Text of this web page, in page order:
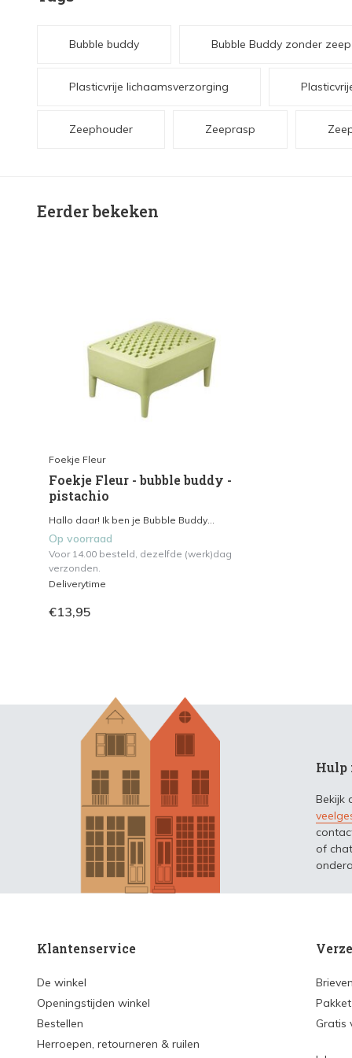
Bubble buddy Bubble Buddy zonder zeep
Plasticvrije lichaamsverzorging
Zeephouder Zeeprasp
Eerder bekeken
Foekje Fleur
Foekje Fleur - bubble buddy -
pistachio
Hallo daar! Ik ben je Bubble Buddy...
Op voorraad
Voor 14.00 besteld, dezelfde (werk)dag
verzonden.
Deliverytime
€13,95
Hulp
Bekijk
of
Klantenservice
De winkel
Openingstijden winkel
Bestellen
Herroepen, retourneren & ruilen
Gratis